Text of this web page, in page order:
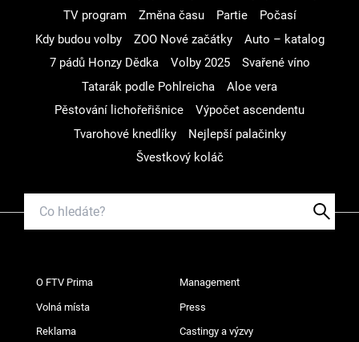
TV program
Změna času Partie
Počasí
Kdy budou volby
ZOO Nové začátky
Auto – katalog
7 pádů Honzy Dědka
Volby 2025
Svařené víno
Tatarák podle Pohlreicha
Aloe vera
Pěstování lichořeřišnice
Výpočet ascendentu
Tvarohové knedlíky
Nejlepší palačinky
Švestkový koláč
O FTV Prima Management
Volná místa Press
Reklama Castingy a výzvy